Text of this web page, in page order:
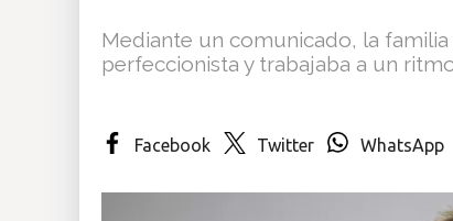
Multimedia
Mediante un comunicado, la
perfeccionista y trabajaba a un
Facebook Twitter WhatsApp